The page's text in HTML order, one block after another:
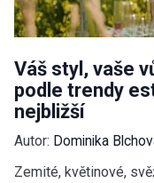
Váš styl, vaše
podle trendy
nejbližší
Autor: Dominika
Zemité, květinové,